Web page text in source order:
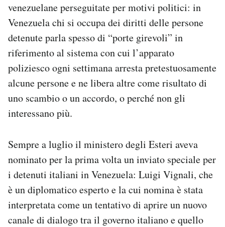
venezuelane perseguitate per motivi politici: in
Venezuela chi si occupa dei diritti delle persone
detenute parla spesso di “porte girevoli” in
riferimento al sistema con cui l’apparato
poliziesco ogni settimana arresta pretestuosamente
alcune persone e ne libera altre come risultato di
uno scambio o un accordo, o perché non gli
interessano più.
Sempre a luglio il ministero degli Esteri aveva
nominato per la prima volta un inviato speciale per
i detenuti italiani in Venezuela: Luigi Vignali, che
è un diplomatico esperto e la cui nomina è stata
interpretata come un tentativo di aprire un nuovo
canale di dialogo tra il governo italiano e quello